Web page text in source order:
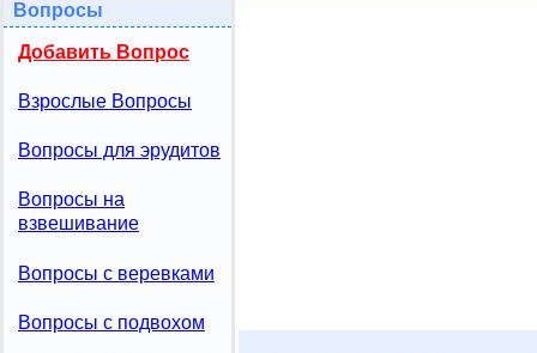
Вопросы
Добавить Вопрос
Взрослые Вопросы
Вопросы для эрудитов
Вопросы на
взвешивание
Вопросы с веревками
Вопросы с подвохом